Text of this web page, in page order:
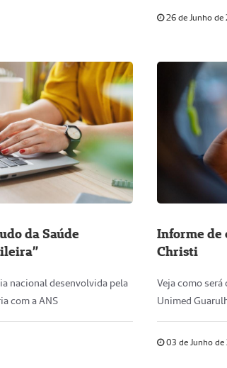
26 de Junho de
da Saúde
nacional desenvolvida pela
com a ANS
Informe de
Christi
Veja como
Unimed
03 de Junho de